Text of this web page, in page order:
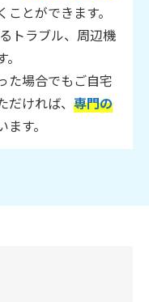
とができます。
トラブル、周辺機
た場合でもご自宅
ければ、 専門の
ます。